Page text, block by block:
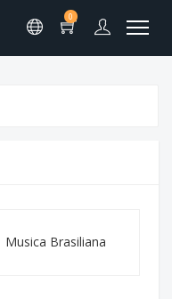
0
Musica Brasiliana